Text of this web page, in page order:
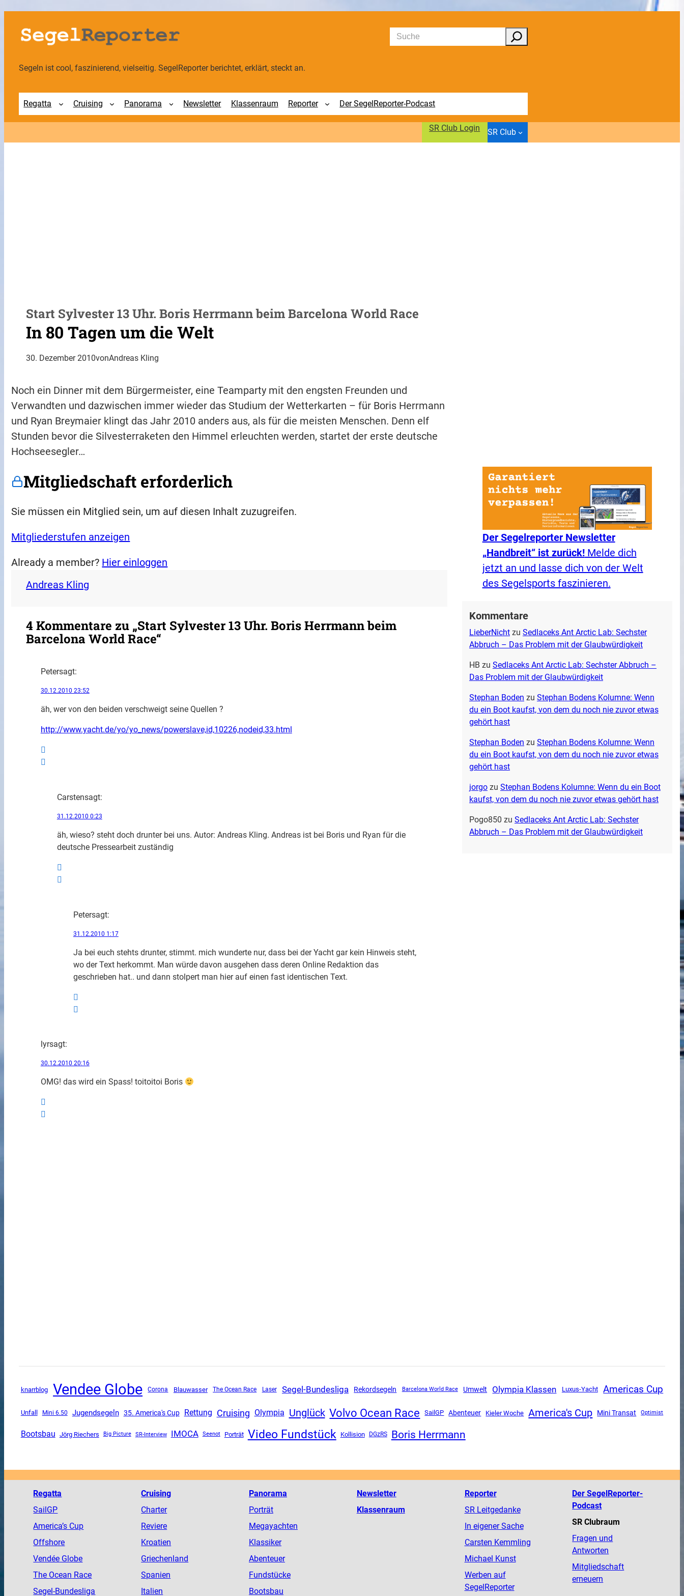
Zum
Inhalt
springen
Suchen
Segeln ist cool, faszinierend, vielseitig. SegelReporter berichtet, erklärt, steckt an.
Regatta Cruising Panorama Newsletter Klassenraum Reporter Der SegelReporter-Podcast
SR Club Login SR Club
Start Sylvester 13 Uhr. Boris Herrmann beim Barcelona World Race
In 80 Tagen um die Welt
30. Dezember 2010vonAndreas Kling
Noch ein Dinner mit dem Bürgermeister, eine Teamparty mit den engsten Freunden und
Verwandten und dazwischen immer wieder das Studium der Wetterkarten – für Boris Herrmann
und Ryan Breymaier klingt das Jahr 2010 anders aus, als für die meisten Menschen. Denn elf
Stunden bevor die Silvesterraketen den Himmel erleuchten werden, startet der erste deutsche
Hochseesegler…
Mitgliedschaft erforderlich
Sie müssen ein Mitglied sein, um auf diesen Inhalt zuzugreifen.
Mitgliederstufen anzeigen
Already a member? Hier einloggen
Andreas Kling
4 Kommentare zu „Start Sylvester 13 Uhr. Boris Herrmann beim
Barcelona World Race“
Petersagt:
30.12.2010 23:52
äh, wer von den beiden verschweigt seine Quellen ?
http://www.yacht.de/yo/yo_news/powerslave,id,10226,nodeid,33.html
Carstensagt:
31.12.2010 0:23
äh, wieso? steht doch drunter bei uns. Autor: Andreas Kling. Andreas ist bei Boris und Ryan für die
deutsche Pressearbeit zuständig
Petersagt:
31.12.2010 1:17
Ja bei euch stehts drunter, stimmt. mich wunderte nur, dass bei der Yacht gar kein Hinweis steht,
wo der Text herkommt. Man würde davon ausgehen dass deren Online Redaktion das
geschrieben hat.. und dann stolpert man hier auf einen fast identischen Text.
lyrsagt:
30.12.2010 20:16
OMG! das wird ein Spass! toitoitoi Boris
Der Segelreporter Newsletter
„Handbreit“ ist zurück!Melde dich
jetzt an und lasse dich von der Welt
des Segelsports faszinieren.
Kommentare
LieberNichtzu Sedlaceks Ant Arctic Lab: Sechster
Abbruch – Das Problem mit der Glaubwürdigkeit
HB zu Sedlaceks Ant Arctic Lab: Sechster Abbruch –
Das Problem mit der Glaubwürdigkeit
Stephan Boden zu Stephan Bodens Kolumne: Wenn
du ein Boot kaufst, von dem du noch nie zuvor etwas
gehört hast
Stephan Boden zu Stephan Bodens Kolumne: Wenn
du ein Boot kaufst, von dem du noch nie zuvor etwas
gehört hast
jorgozu Stephan Bodens Kolumne: Wenn du ein Boot
kaufst, von dem du noch nie zuvor etwas gehört hast
Pogo850 zu Sedlaceks Ant Arctic Lab: Sechster
Abbruch – Das Problem mit der Glaubwürdigkeit
knarrblog Vendee Globe Corona Blauwasser The Ocean Race Laser Segel-Bundesliga Rekordsegeln Barcelona World Race Umwelt Olympia Klassen Luxus-Yacht Americas Cup
Unfall Mini 6.50 Jugendsegeln 35. America's Cup Rettung Cruising Olympia Unglück Volvo Ocean Race SailGP Abenteuer Kieler Woche America's Cup Mini Transat Optimist
Bootsbau Jörg Riechers Big Picture SR-Interview IMOCA Seenot Porträt Video Fundstück Kollision DGzRS Boris Herrmann
Regatta
SailGP
America’s Cup
Offshore
Vendée Globe
The Ocean Race
Segel-Bundesliga
Cruising
Charter
Reviere
Kroatien
Griechenland
Spanien
Italien
Panorama
Porträt
Megayachten
Klassiker
Abenteuer
Fundstücke
Bootsbau
Newsletter
Klassenraum
Reporter
SR Leitgedanke
In eigener Sache
Carsten Kemmling
Michael Kunst
Werben auf
SegelReporter
Der SegelReporter-
Podcast
SR Clubraum
Fragen und
Antworten
Mitgliedschaft
erneuern